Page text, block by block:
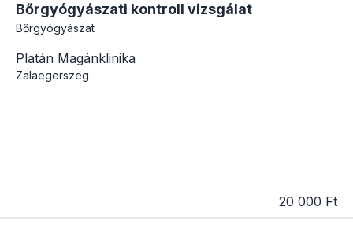
Bőrgyógyászati kontroll vizsgálat
Bőrgyógyászat
Platán Magánklinika
Zalaegerszeg
20 000 Ft